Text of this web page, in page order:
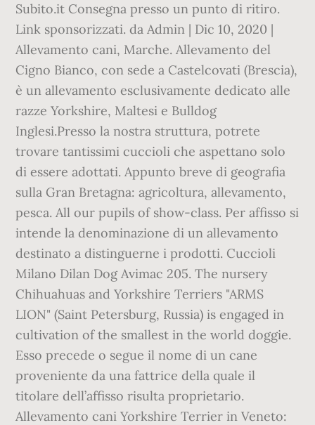
Subito.it Consegna presso un punto di ritiro.
Link sponsorizzati. da Admin | Dic 10, 2020 |
Allevamento cani, Marche. Allevamento del
Cigno Bianco, con sede a Castelcovati (Brescia),
è un allevamento esclusivamente dedicato alle
razze Yorkshire, Maltesi e Bulldog
Inglesi.Presso la nostra struttura, potrete
trovare tantissimi cuccioli che aspettano solo
di essere adottati. Appunto breve di geografia
sulla Gran Bretagna: agricoltura, allevamento,
pesca. All our pupils of show-class. Per affisso si
intende la denominazione di un allevamento
destinato a distinguerne i prodotti. Cuccioli
Milano Dilan Dog Avimac 205. The nursery
Chihuahuas and Yorkshire Terriers "ARMS
LION" (Saint Petersburg, Russia) is engaged in
cultivation of the smallest in the world doggie.
Esso precede o segue il nome di un cane
proveniente da una fattrice della quale il
titolare dell’affisso risulta proprietario.
Allevamento cani Yorkshire Terrier in Veneto: